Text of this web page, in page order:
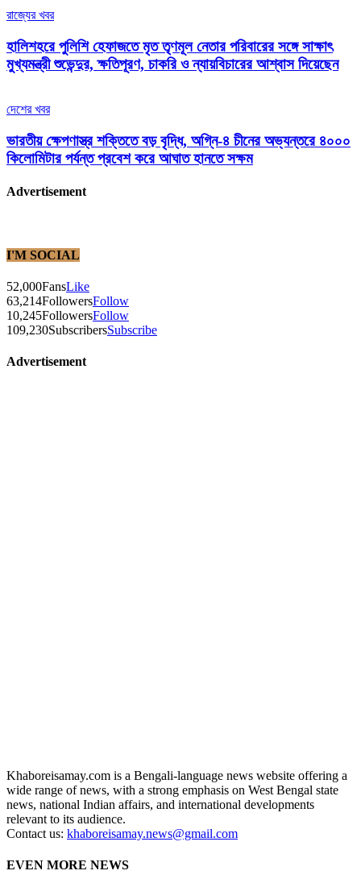
রাজ্যের খবর
হালিশহরে পুলিশি হেফাজতে মৃত তৃণমূল নেতার পরিবারের সঙ্গে সাক্ষাৎ
মুখ্যমন্ত্রী শুভেন্দুর, ক্ষতিপূরণ, চাকরি ও ন্যায়বিচারের আশ্বাস দিয়েছেন
দেশের খবর
ভারতীয় ক্ষেপণাস্ত্র শক্তিতে বড় বৃদ্ধি, অগ্নি-৪ চীনের অভ্যন্তরে ৪০০০
কিলোমিটার পর্যন্ত প্রবেশ করে আঘাত হানতে সক্ষম
Advertisement
I'M SOCIAL
52,000FansLike
63,214FollowersFollow
10,245FollowersFollow
109,230SubscribersSubscribe
Advertisement
Khaboreisamay.com is a Bengali-language news website offering a
wide range of news, with a strong emphasis on West Bengal state
news, national Indian affairs, and international developments
relevant to its audience.
Contact us: khaboreisamay.news@gmail.com
EVEN MORE NEWS